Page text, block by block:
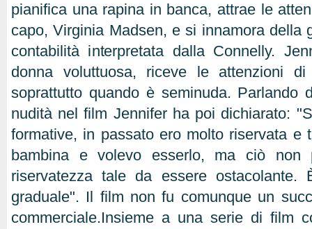
pianifica una rapina in banca, attrae le
capo, Virginia Madsen, e si innamora della
contabilità interpretata dalla Connelly.
donna voluttuosa, riceve le attenzioni
soprattutto quando è seminuda. Parlando
nudità nel film Jennifer ha poi dichiarato:
formative, in passato ero molto riservata e
bambina e volevo esserlo, ma ciò non
riservatezza tale da essere ostacolante.
graduale". Il film non fu comunque un
commerciale.Insieme a una serie di film